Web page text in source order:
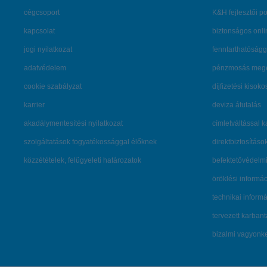
cégcsoport
kapcsolat
jogi nyilatkozat
adatvédelem
cookie szabályzat
karrier
akadálymentesítési nyilatkozat
szolgáltatások fogyatékossággal élőknek
közzétételek, felügyeleti határozatok
K&H fejlesztői
biztonságos
pénzmosás
díjfizetési
deviza átutalás
címletváltással
öröklési
technikai
tervezett
bizalmi